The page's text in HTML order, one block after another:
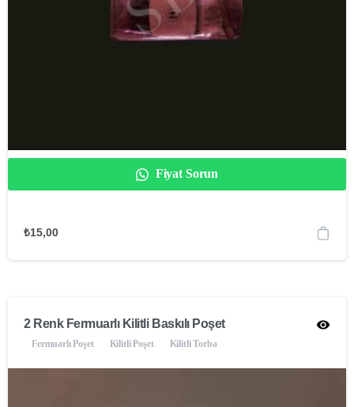
Fiyat Sorun
₺15,00
2 Renk Fermuarlı Kilitli Baskılı Poşet
Fermuarlı Poşet Kilitli Poşet Kilitli Torba